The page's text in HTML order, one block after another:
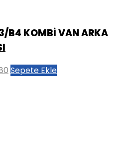
B4 KOMBİ VAN ARKA
Şu
Sepete Ekle